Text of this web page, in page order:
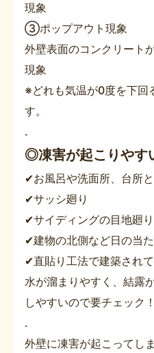
現象
➂ポップアウト現象
外壁表面のコンクリート
現象
※どれも気温が0度を下回
す。
.
◎凍害が起こりやす
✔お風呂や洗面所、台所
✔サッシ廻り
✔サイディングの目地廻り
✔建物の北側など日の当
✔直貼り工法で建築され
水が溜まりやすく、結露
しやすいので要チェック！
.
外壁に凍害が起こってし